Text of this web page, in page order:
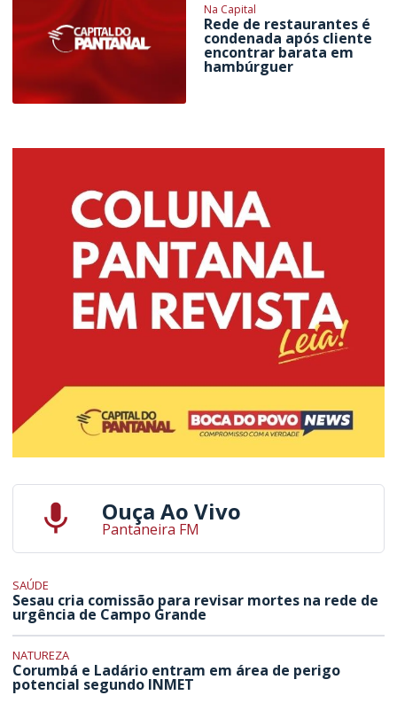
Na Capital
Rede de restaurantes é
condenada após cliente
encontrar barata em
hambúrguer
Ouça Ao Vivo
Pantaneira FM
SAÚDE
Sesau cria comissão para revisar mortes na rede de
urgência de Campo Grande
NATUREZA
Corumbá e Ladário entram em área de perigo
potencial segundo INMET